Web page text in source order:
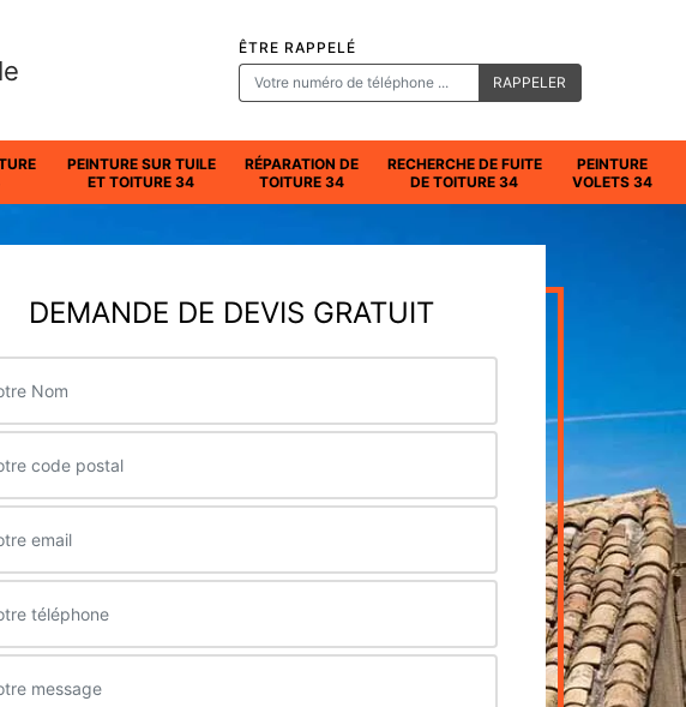
ÊTRE RAPPELÉ
PEINTURE SUR TUILE
ET TOITURE 34
RÉPARATION DE
TOITURE 34
RECHERCHE DE FUITE
DE TOITURE 34
PEINTURE
VOLETS 34
DEMANDE DE DEVIS GRATUIT